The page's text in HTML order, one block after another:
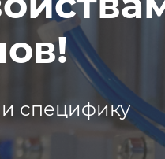
и специфику